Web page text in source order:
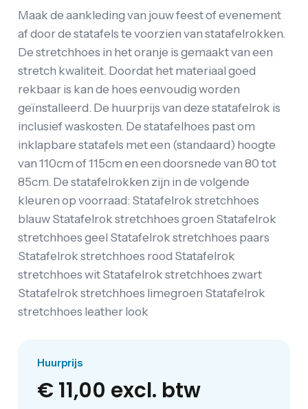
Maak de aankleding van jouw feest of evenement
af door de statafels te voorzien van statafelrokken.
De stretchhoes in het oranje is gemaakt van een
stretch kwaliteit. Doordat het materiaal goed
rekbaar is kan de hoes eenvoudig worden
geïnstalleerd. De huurprijs van deze statafelrok is
inclusief waskosten. De statafelhoes past om
inklapbare statafels met een (standaard) hoogte
van 110cm of 115cm en een doorsnede van 80 tot
85cm. De statafelrokken zijn in de volgende
kleuren op voorraad: Statafelrok stretchhoes
blauw Statafelrok stretchhoes groen Statafelrok
stretchhoes geel Statafelrok stretchhoes paars
Statafelrok stretchhoes rood Statafelrok
stretchhoes wit Statafelrok stretchhoes zwart
Statafelrok stretchhoes limegroen Statafelrok
stretchhoes leather look
Huurprijs
€ 11,00 excl. btw